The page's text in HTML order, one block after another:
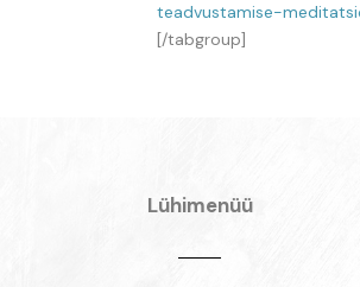
teadvustamise-
[/tabgroup]
Lühimenüü